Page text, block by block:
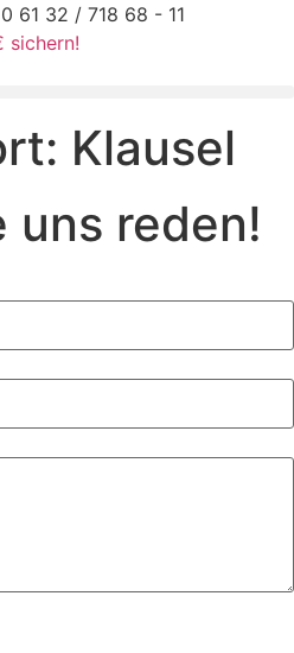
0 61 32 / 718 68 - 11
sichern!
Klausel
uns reden!